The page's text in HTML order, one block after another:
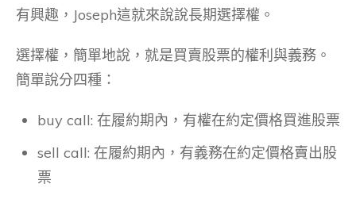
有興趣，Joseph這就來說說長期選擇權。
選擇權，簡單地說，就是買賣股票的權利與義務。
簡單說分四種：
buy call: 在履約期內，有權在約定價格買進股票
sell call: 在履約期內，有義務在約定價格賣出股
票